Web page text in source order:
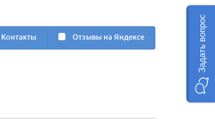
Контакты Отзывы на Яндексе Задать вопрос